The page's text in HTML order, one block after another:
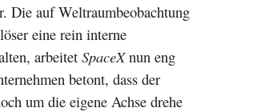
Die auf Weltraumbeobachtung
eine rein interne
arbeitet SpaceXnun eng
betont, dass der
um die eigene Achse drehe